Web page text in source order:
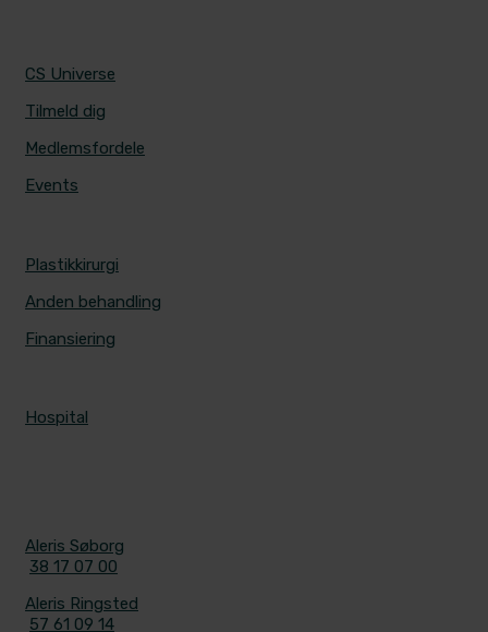
CS Universe
Tilmeld dig
Medlemsfordele
Events
Plastikkirurgi
Anden behandling
Finansiering
Hospital
Aleris Søborg
38 17 07 00
Aleris Ringsted
57 61 09 14